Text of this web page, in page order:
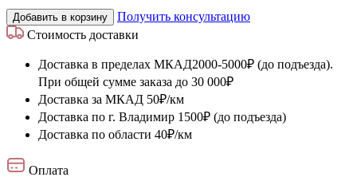
Добавить в корзину
Получить консультацию
Стоимость доставки
Доставка в пределах МКАД2000-5000₽ (до подъезда).
При общей сумме заказа до 30 000₽
Доставка за МКАД 50₽/км
Доставка по г. Владимир 1500₽ (до подъезда)
Доставка по области 40₽/км
Оплата